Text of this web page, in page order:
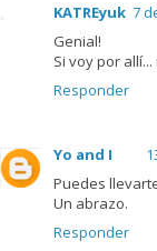
KATREyuk 7
Genial!
Si voy por
Responder
Yo and I
Puedes
Un abrazo.
Responder